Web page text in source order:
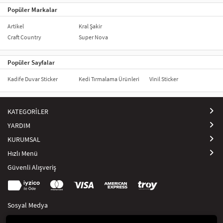
Popüler Markalar
Artikel
Craft Country
Kral Şakir
Super Nova
Popüler Sayfalar
Kadife Duvar Sticker Kedi Tırmalama Ürünleri Vinil Sticker
KATEGORİLER
YARDIM
KURUMSAL
Hızlı Menü
Güvenli Alışveriş
Sosyal Medya